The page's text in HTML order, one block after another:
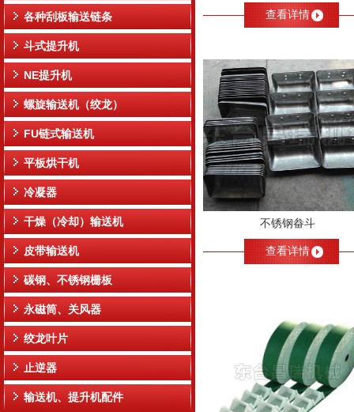
各种刮板输送链条
斗式提升机
NE提升机
螺旋输送机（绞龙）
FU链式输送机
平板烘干机
冷凝器
干燥（冷却）输送机
皮带输送机
碳钢、不锈钢栅板
永磁筒、关风器
绞龙叶片
止逆器
输送机、提升机配件
查看详情
不锈钢畚斗
查看详情